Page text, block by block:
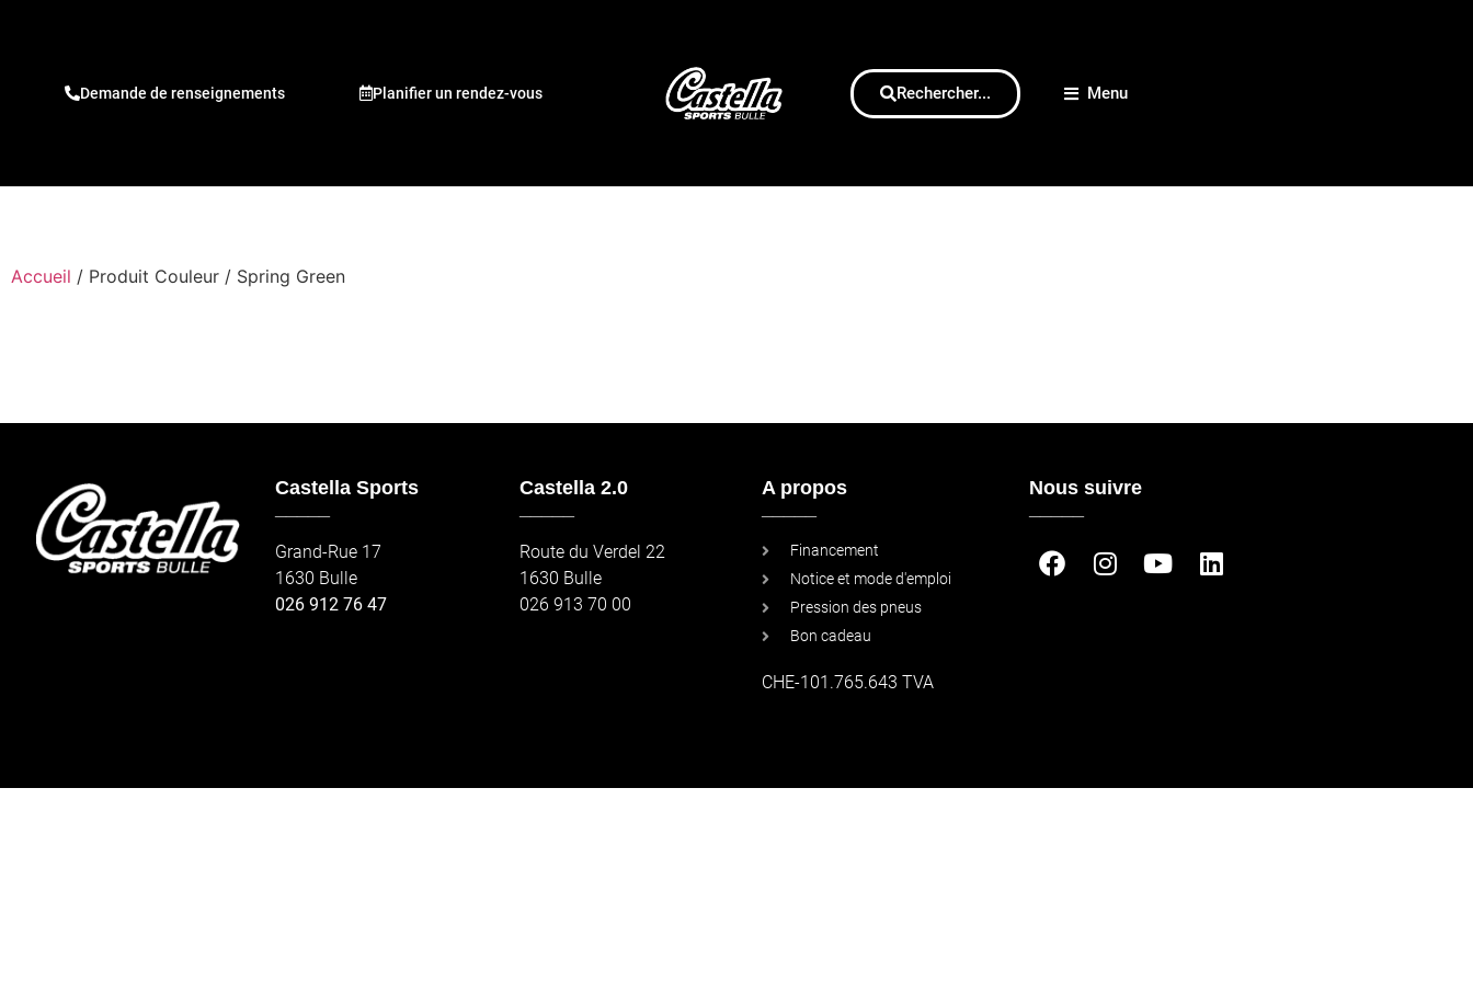
Demande de renseignements Planifier un rendez-vous Rechercher... Menu
Accueil / Produit Couleur / Spring Green
Castella Sports
Grand-Rue 17
1630 Bulle
026 912 76 47
Castella 2.0
Route du Verdel 22
1630 Bulle
026 913 70 00
A propos
Financement
Notice et mode d'emploi
Pression des pneus
Bon cadeau
CHE-101.765.643 TVA
Nous suivre